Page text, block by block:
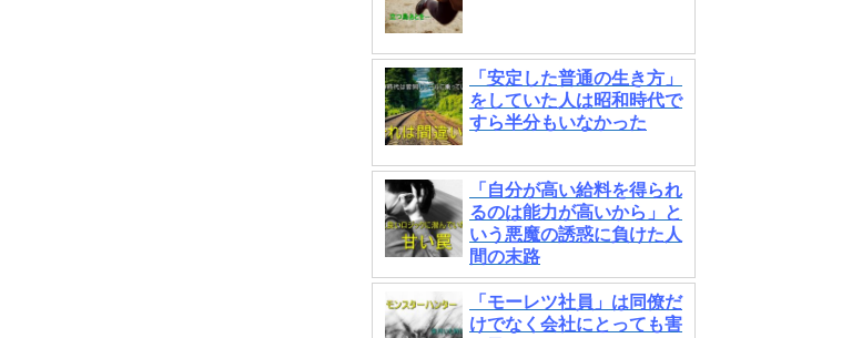
「安定した普通の生き方」
をしていた人は昭和時代で
すら半分もいなかった
「自分が高い給料を得られ
るのは能力が高いから」と
いう悪魔の誘惑に負けた人
間の末路
「モーレツ社員」は同僚だ
けでなく会社にとっても害